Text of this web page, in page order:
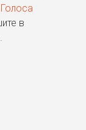
Голоса
в